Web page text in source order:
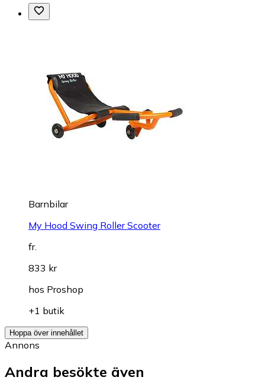
Barnbilar
My Hood Swing Roller Scooter
fr.
833 kr
hos Proshop
+1 butik
Hoppa över innehållet
Annons
Andra besökte även